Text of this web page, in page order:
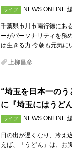
ライフ NEWS ONLINE
千葉県市川市南行徳にあ
ーがパーソナリティを務
は生きる力 今朝も元気
上柳昌彦
“埼玉を日本一の
に『埼玉にはうど
ライフ NEWS ONLINE
日の出が遅くなり、冷え
えば、「うどん」は、お